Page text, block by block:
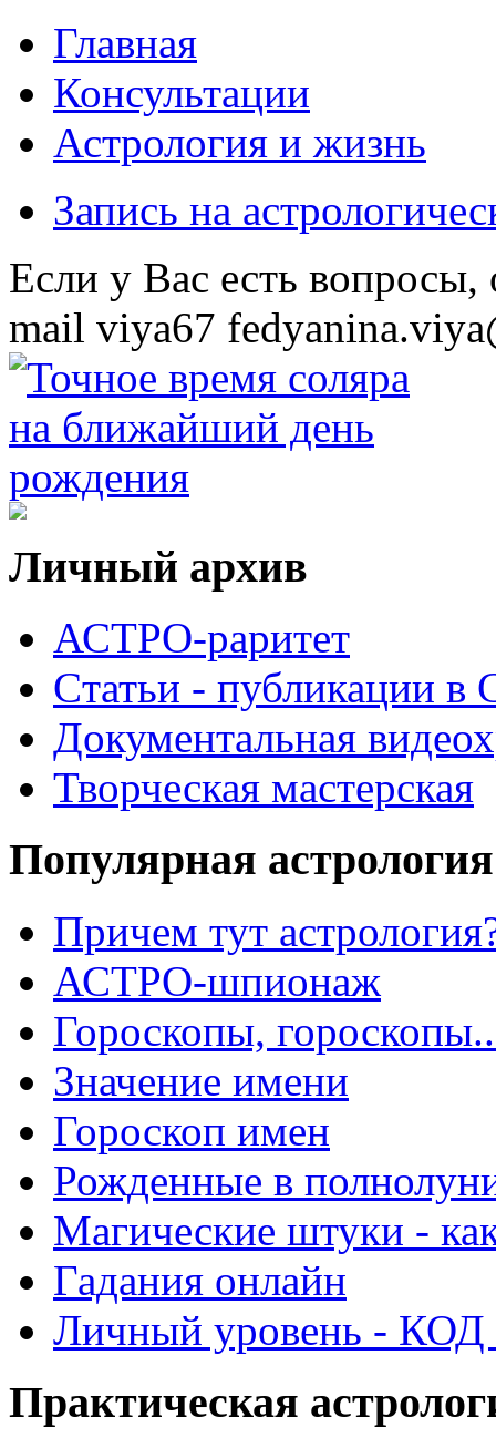
Главная
Консультации
Астрология и жизнь
Запись на
Eсли у Вас есть
mail viya67
Личный архив
АСТРО-раритет
Cтатьи - публикации
Документальная
Творческая мастерская
Популярная астрология
Причем тут
АСТРО-шпионаж
Гороскопы,
Значение имени
Гороскоп имен
Рожденные в
Магические штуки -
Гадания онлайн
Личный уровень - КОД
Практическая